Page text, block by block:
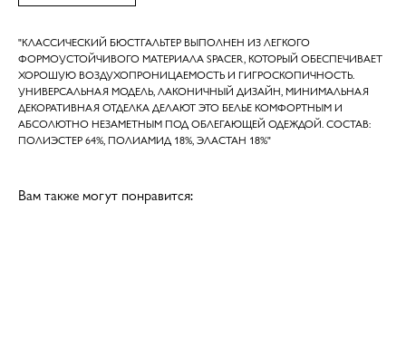
"КЛАССИЧЕСКИЙ БЮСТГАЛЬТЕР ВЫПОЛНЕН ИЗ ЛЕГКОГО
ФОРМОУСТОЙЧИВОГО МАТЕРИАЛА SPACER, КОТОРЫЙ ОБЕСПЕЧИВАЕТ
ХОРОШУЮ ВОЗДУХОПРОНИЦАЕМОСТЬ И ГИГРОСКОПИЧНОСТЬ.
УНИВЕРСАЛЬНАЯ МОДЕЛЬ, ЛАКОНИЧНЫЙ ДИЗАЙН, МИНИМАЛЬНАЯ
ДЕКОРАТИВНАЯ ОТДЕЛКА ДЕЛАЮТ ЭТО БЕЛЬЕ КОМФОРТНЫМ И
АБСОЛЮТНО НЕЗАМЕТНЫМ ПОД ОБЛЕГАЮЩЕЙ ОДЕЖДОЙ. СОСТАВ:
ПОЛИЭСТЕР 64%, ПОЛИАМИД 18%, ЭЛАСТАН 18%"
Вам также могут понравится: